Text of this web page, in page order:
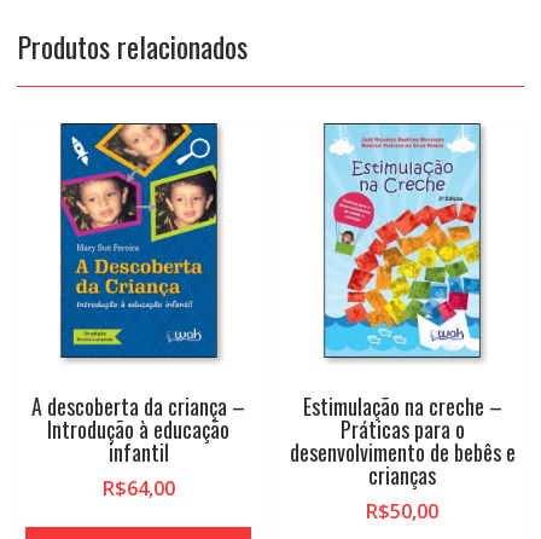
Produtos relacionados
A descoberta da criança –
Introdução à educação
infantil
R$64,00
Estimulação na creche –
Práticas para o
desenvolvimento de bebês e
crianças
R$50,00